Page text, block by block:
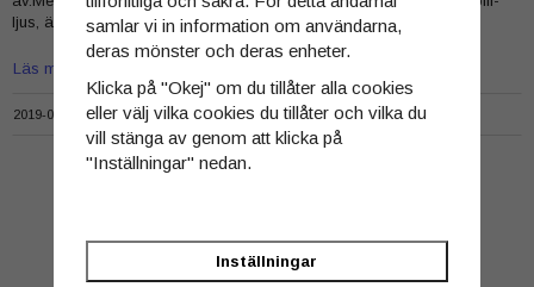
ljus, även en helt ok…
2019-01-20 20:19 / av Roberth Holmgren Kommentarer (0)
Läs mer
samlar vi in information om användarna,
deras mönster och deras enheter.
Klicka på "Okej" om du tillåter alla cookies
eller välj vilka cookies du tillåter och vilka du
vill stänga av genom att klicka på
"Inställningar" nedan.
Inställningar